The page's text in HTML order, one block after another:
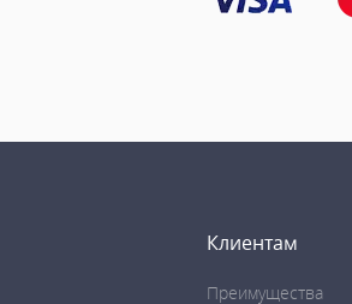
Клиентам
Преимущества